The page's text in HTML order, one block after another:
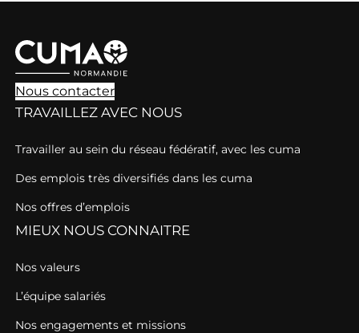
Nous contacter
TRAVAILLEZ AVEC NOUS
Travailler au sein du réseau fédératif, avec les cuma
Des emplois très diversifiés dans les cuma
Nos offres d’emplois
MIEUX NOUS CONNAITRE
Nos valeurs
L’équipe salariés
Nos engagements et missions